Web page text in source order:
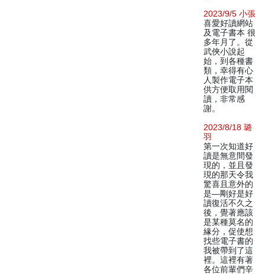
2023/9/5 小張
喜愛好讀網站
及電子書本 很
多年月了。從
武俠小說起
始，到各種書
類，幸得有心
人製作電子本
供方便取用閱
讀，非常感
謝。
2023/8/18 璐
羽
第一次知道好
讀是無意間發
現的，並且發
現的那天令我
驚喜且意外的
是—剛好是好
讀復活不久之
後，覺著應該
是某種莫名的
緣分，促使想
找些電子書的
我被帶到了這
裡。這裡有著
各位前輩們辛